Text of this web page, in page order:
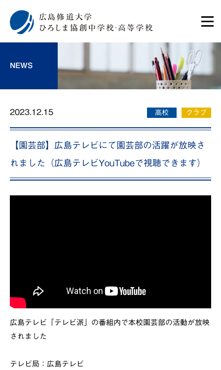
NEWS
2023.12.15 高校 クラブ
【園芸部】広島テレビにて園芸部の活躍が放映さ
れました（広島テレビYouTubeで視聴できます）
広島テレビ「テレビ派」の番組内で本校園芸部の活動が放映
されました
テレビ局：広島テレビ